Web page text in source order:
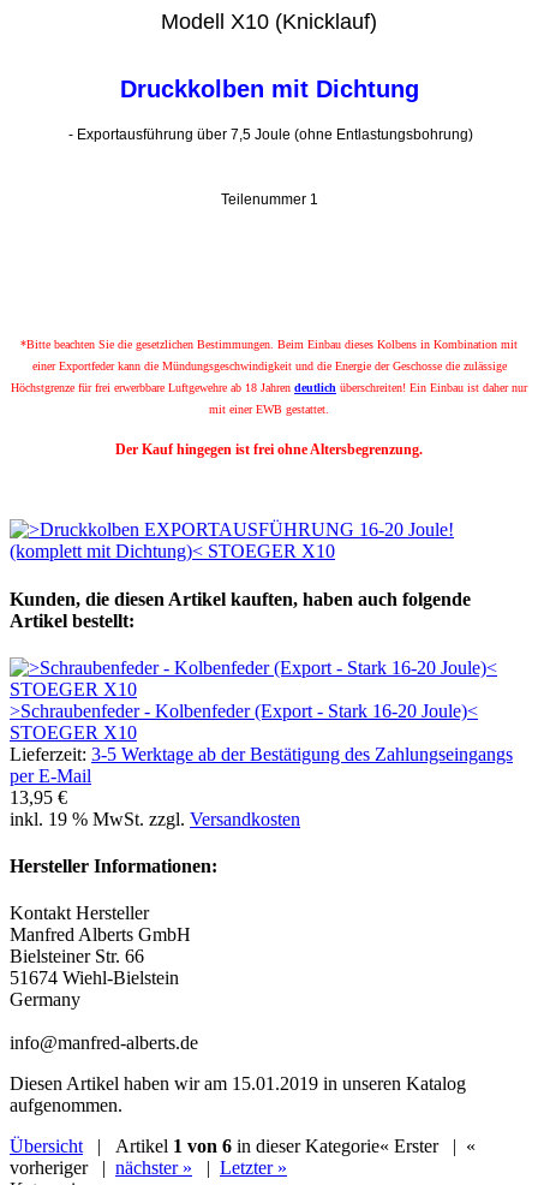
Modell X10 (Knicklauf)
Druckkolben mit Dichtung
- Exportausführung über 7,5 Joule (ohne Entlastungsbohrung)
Teilenummer 1
*Bitte beachten Sie die gesetzlichen Bestimmungen. Beim Einbau dieses Kolbens in Kombination mit
einer Exportfeder kann die Mündungsgeschwindigkeit und die Energie der Geschosse die zulässige
Höchstgrenze für frei erwerbbare Luftgewehre ab 18 Jahren deutlich überschreiten! Ein Einbau ist daher nur
mit einer EWB gestattet.
Der Kauf hingegen ist frei ohne Altersbegrenzung.
Kunden, die diesen Artikel kauften, haben auch folgende
Artikel bestellt:
>Schraubenfeder - Kolbenfeder (Export - Stark 16-20 Joule)<
STOEGER X10
Lieferzeit: 3-5 Werktage ab der Bestätigung des Zahlungseingangs
per E-Mail
13,95 €
inkl. 19 % MwSt. zzgl. Versandkosten
Hersteller Informationen:
Kontakt Hersteller
Manfred Alberts GmbH
Bielsteiner Str. 66
51674 Wiehl-Bielstein
Germany
info@manfred-alberts.de
Diesen Artikel haben wir am 15.01.2019 in unseren Katalog
aufgenommen.
Übersicht| Artikel 1 von 6 in dieser Kategorie« Erster| «
vorheriger| nächster »
Letzter »